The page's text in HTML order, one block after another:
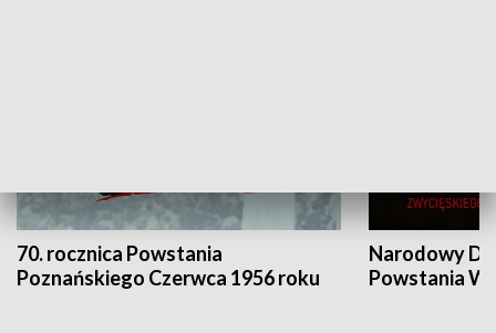
70. rocznica Powstania
Poznańskiego Czerwca 1956 roku
Narodowy
Powstania